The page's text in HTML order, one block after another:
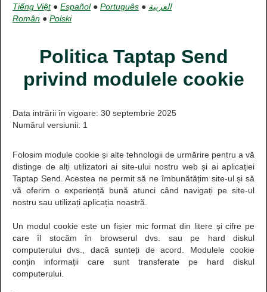
Tiếng Việt● Español● Português ● العربية
Român ● Polski
Politica Taptap Send
privind modulele cookie
Data intrării în vigoare: 30 septembrie 2025
Numărul versiunii: 1
Folosim module cookie și alte tehnologii de urmărire pentru a vă
distinge de alți utilizatori ai site-ului nostru web și ai aplicației
Taptap Send. Acestea ne permit să ne îmbunătățim site-ul și să
vă oferim o experiență bună atunci când navigați pe site-ul
nostru sau utilizați aplicația noastră.
Un modul cookie este un fișier mic format din litere și cifre pe
care îl stocăm în browserul dvs. sau pe hard diskul
computerului dvs., dacă sunteți de acord. Modulele cookie
conțin informații care sunt transferate pe hard diskul
computerului.